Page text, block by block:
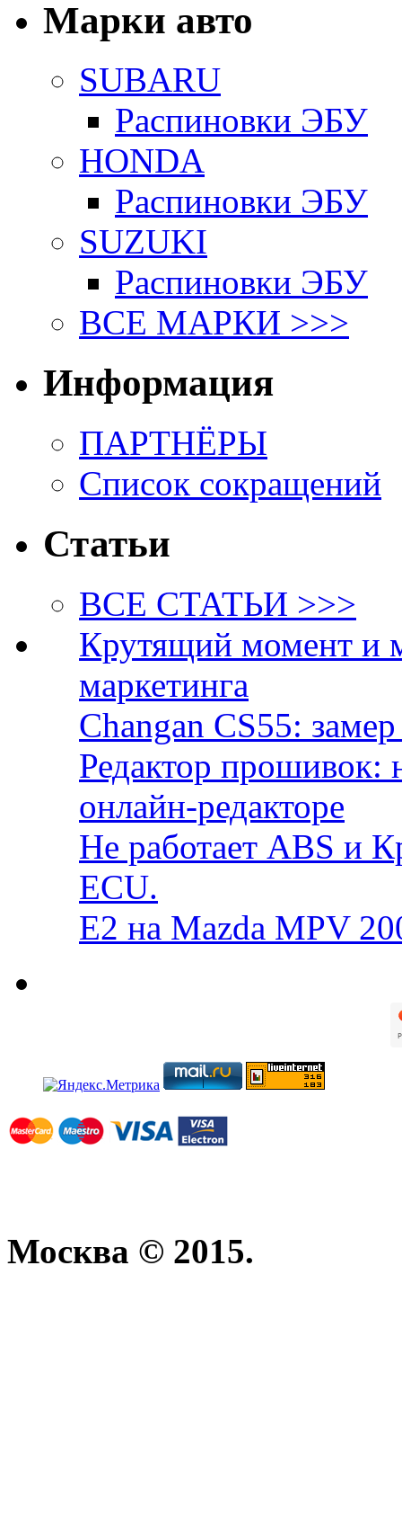
Марки авто
SUBARU
Распиновки ЭБУ
HONDA
Распиновки ЭБУ
SUZUKI
Распиновки ЭБУ
ВСЕ МАРКИ >>>
Информация
ПАРТНЁРЫ
Список сокращений
Статьи
ВСЕ СТАТЬИ >>>
Крутящий момент и
маркетинга
Changan CS55:
Редактор прошивок:
онлайн-редакторе
Не работает ABS и
ECU.
E2 на Mazda MPV
Москва © 2015.